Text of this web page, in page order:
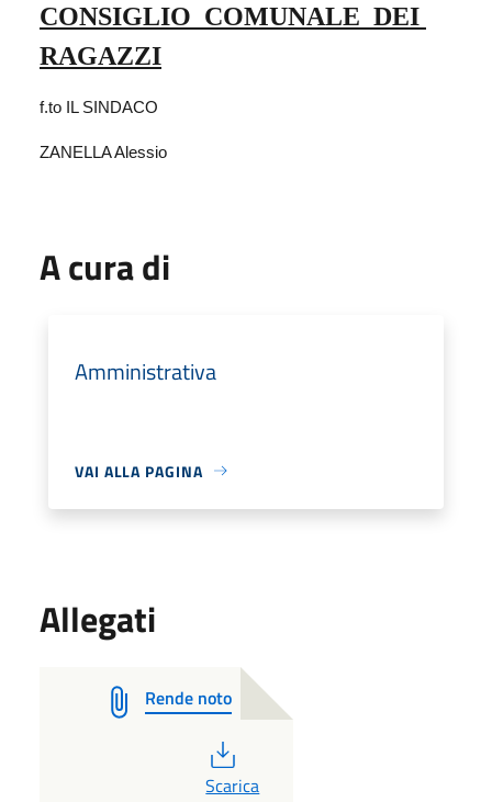
CONSIGLIO COMUNALE DEI
RAGAZZI
f.to IL SINDACO
ZANELLA Alessio
A cura di
Amministrativa
VAI ALLA PAGINA
Allegati
Rende noto
PDF
Scarica